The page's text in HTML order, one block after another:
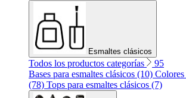
Esmaltes clásicos
Todos los productos categorías
95
Bases para esmaltes clásicos (10) Colores
(78) Tops para esmaltes clásicos (7)